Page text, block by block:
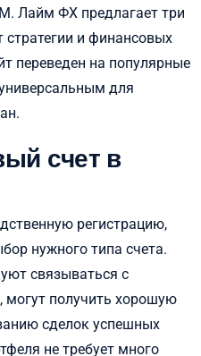
Лайм ФХ предлагает три
стратегии и финансовых
переведен на популярные
для
счет в
регистрацию,
нужного типа счета.
связываться с
могут получить хорошую
сделок успешных
не требует много